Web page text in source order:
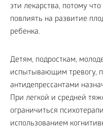
эти лекарства, потому
повлиять на развитие
ребенка.
Детям, подросткам,
испытывающим тревогу,
антидепрессантами
При легкой и средней
ограничиться
использованием